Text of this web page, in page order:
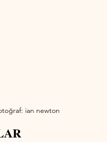
ian newton